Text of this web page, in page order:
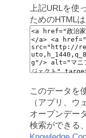
上記URLを使
ためのHTML
このデータを
（アプリ、ウ
オープンデー
検索ができる、